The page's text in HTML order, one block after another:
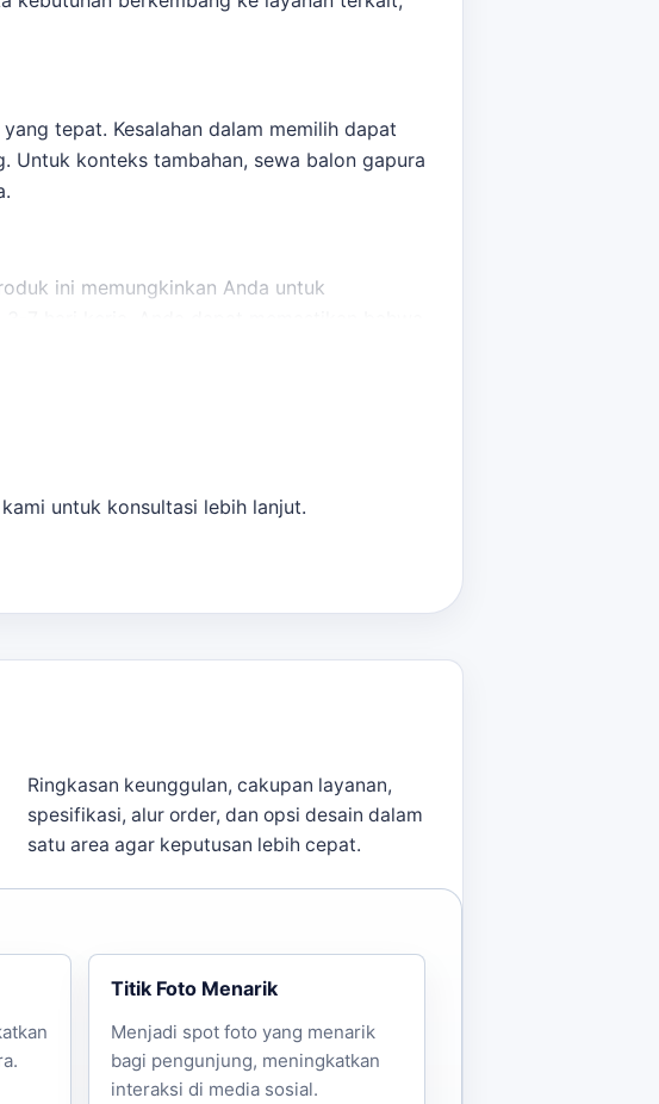
tepat. Kesalahan dalam memilih dapat
Untuk konteks tambahan, sewa balon gapura
ini memungkinkan Anda untuk
untuk konsultasi lebih lanjut.
Ringkasan keunggulan, cakupan layanan,
spesifikasi, alur order, dan opsi desain dalam
satu area agar keputusan lebih cepat.
Titik Foto Menarik
Menjadi spot foto yang menarik
bagi pengunjung, meningkatkan
interaksi di media sosial.